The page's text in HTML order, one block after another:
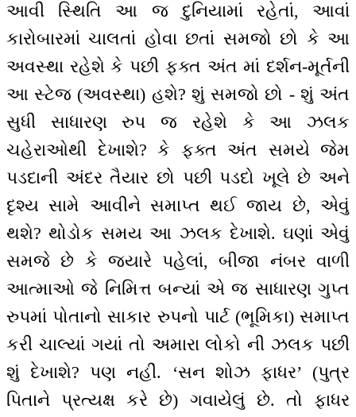
આવી સ્થિતિ આ જ દુનિયામાં રહેતાં, આવાં
કારોબારમાં ચાલતાં હોવા છતાં સમજો છો કે આ
અવસ્થા રહેશે કે પછી ફક્ત અંત માં દર્શન-મૂર્તની
આ સ્ટેજ (અવસ્થા) હશે? શું સમજો છો - શું અંત
સુધી સાધારણ રુપ જ રહેશે કે આ ઝલક
ચહેરાઓથી દેખાશે? કે ફક્ત અંત સમયે જેમ
પડદાની અંદર તૈયાર છો પછી પડદો ખૂલે છે અને
દૃશ્ય સામે આવીને સમાપ્ત થઈ જાય છે, એવું
થશે? થોડોક સમય આ ઝલક દેખાશે. ઘણાં એવું
સમજે છે કે જયારે પહેલાં, બીજા નંબર વાળી
આત્માઓ જે નિમિત્ત બન્યાં એ જ સાધારણ ગુપ્ત
રુપમાં પોતાનો સાકાર રુપનો પાર્ટ (ભૂમિકા) સમાપ્ત
કરી ચાલ્યાં ગયાં તો અમારા લોકો ની ઝલક પછી
શું દેખાશે? પણ નહીં. ‘સન શોઝ ફાધર’ (પુત્ર
પિતાને પ્રત્યક્ષ કરે છે) ગવાયેલું છે. તો ફાધર